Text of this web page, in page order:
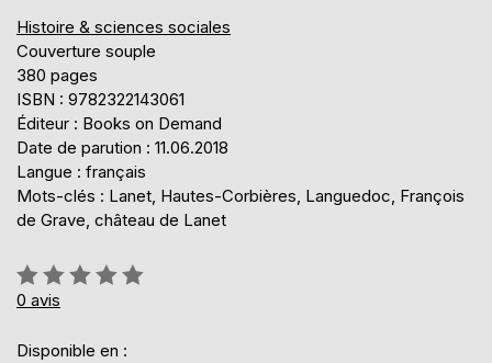
Histoire & sciences sociales
Couverture souple
380 pages
ISBN : 9782322143061
Éditeur : Books on Demand
Date de parution : 11.06.2018
Langue : français
Mots-clés : Lanet, Hautes-Corbières, Languedoc, François
de Grave, château de Lanet
Évaluation:
0%
0 avis
Disponible en :